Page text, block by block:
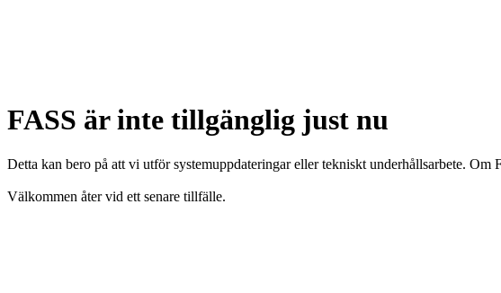
FASS är inte tillgänglig just nu
Detta kan bero på att vi utför systemuppdateringar eller tekniskt underhållsarbete.
Välkommen åter vid ett senare tillfälle.